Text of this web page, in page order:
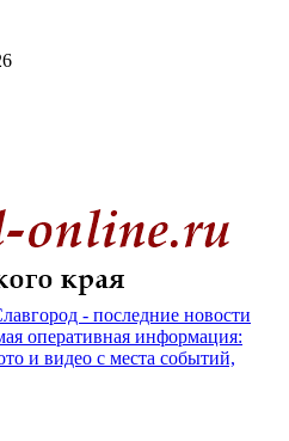
- последние новости
оперативная информация:
и видео с места событий,